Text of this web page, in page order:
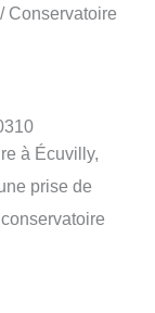
/ Conservatoire
à Écuvilly,
prise de